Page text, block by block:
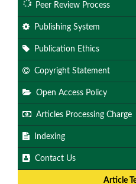
Peer Review Process
Publishing System
Publication Ethics
Copyright Statement
Open Access Policy
Articles Processing Charge
Indexing
Contact Us
Article